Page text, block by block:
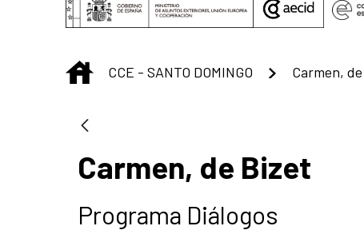
INICIO
CCE - SANTO DOMINGO Carmen,
Carmen, de Bizet
Programa Diálogos